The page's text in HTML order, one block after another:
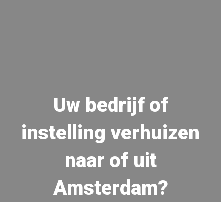
Uw bedrijf of
instelling verhuizen
naar of uit
Amsterdam?